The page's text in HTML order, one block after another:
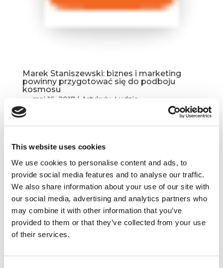
This website uses cookies
We use cookies to personalise content and ads, to
provide social media features and to analyse our traffic.
We also share information about your use of our site with
our social media, advertising and analytics partners who
may combine it with other information that you’ve
provided to them or that they’ve collected from your use
of their services.
Marek Staniszewski: biznes i marketing
powinny przygotować się do podboju
kosmosu
maj 16, 2017| Artykuły, Ludzie
Po napisaniu dla nas artykułu o hamburgerach,
Staniszewski zgodził się również odpowiedzieć
zaprzyjaźnionym CIMkom. Szef agencji
strategicznej...